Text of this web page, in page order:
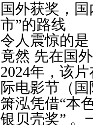
国外获奖，
市”的路线
令人震惊的
竟然 先在国
2024年，该
际电影节（
箫泓凭借“本
银贝壳奖” 。